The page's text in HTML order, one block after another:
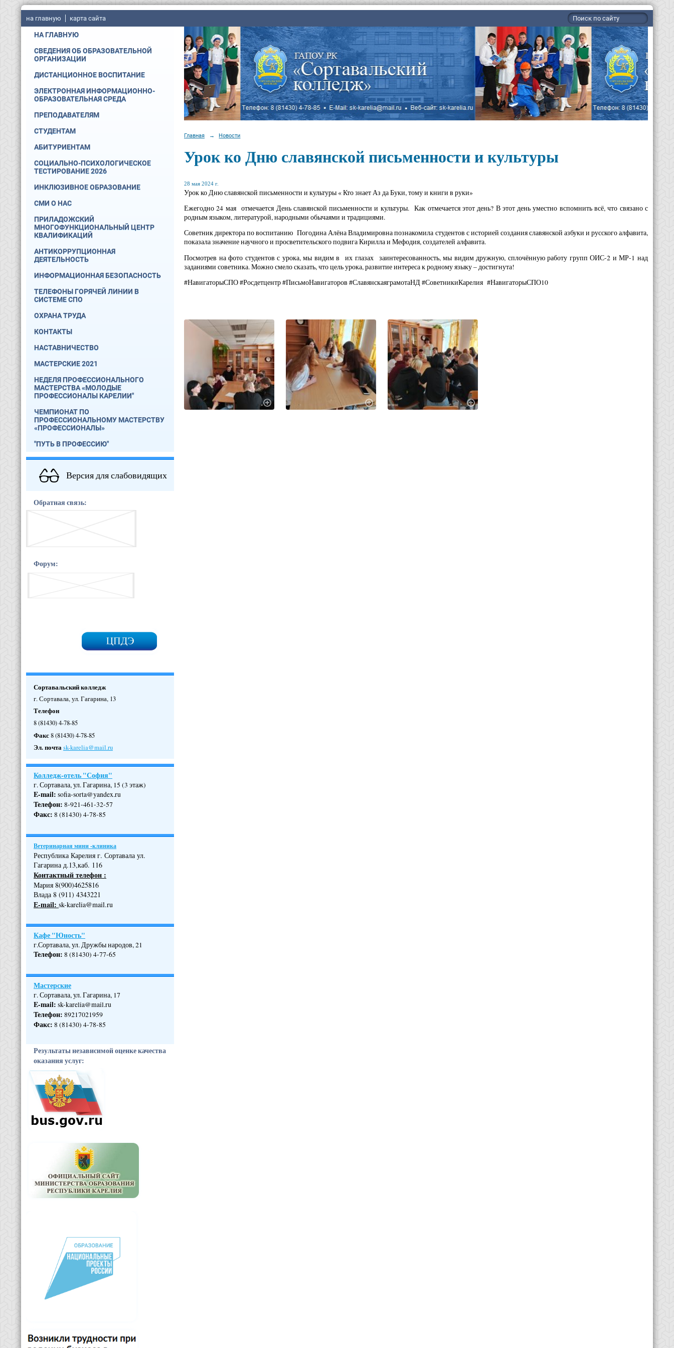
на главную карта сайта
НА ГЛАВНУЮ
СВЕДЕНИЯ ОБ ОБРАЗОВАТЕЛЬНОЙ
ОРГАНИЗАЦИИ
ДИСТАНЦИОННОЕ ВОСПИТАНИЕ
ЭЛЕКТРОННАЯ ИНФОРМАЦИОННО-
ОБРАЗОВАТЕЛЬНАЯ СРЕДА
ПРЕПОДАВАТЕЛЯМ
СТУДЕНТАМ
АБИТУРИЕНТАМ
СОЦИАЛЬНО-ПСИХОЛОГИЧЕСКОЕ
ТЕСТИРОВАНИЕ 2026
ИНКЛЮЗИВНОЕ ОБРАЗОВАНИЕ
СМИ О НАС
ПРИЛАДОЖСКИЙ
МНОГОФУНКЦИОНАЛЬНЫЙ ЦЕНТР
КВАЛИФИКАЦИЙ
АНТИКОРРУПЦИОННАЯ
ДЕЯТЕЛЬНОСТЬ
ИНФОРМАЦИОННАЯ БЕЗОПАСНОСТЬ
ТЕЛЕФОНЫ ГОРЯЧЕЙ ЛИНИИ В
СИСТЕМЕ СПО
ОХРАНА ТРУДА
КОНТАКТЫ
НАСТАВНИЧЕСТВО
МАСТЕРСКИЕ 2021
НЕДЕЛЯ ПРОФЕССИОНАЛЬНОГО
МАСТЕРСТВА «МОЛОДЫЕ
ПРОФЕССИОНАЛЫ КАРЕЛИИ"
ЧЕМПИОНАТ ПО
ПРОФЕССИОНАЛЬНОМУ МАСТЕРСТВУ
«ПРОФЕССИОНАЛЫ»
"ПУТЬ В ПРОФЕССИЮ"
Версия для слабовидящих
Обратная связь:
Форум:
Сортавальский колледж
г. Сортавала, ул. Гагарина, 13
Телефон
8 (81430) 4-78-85
Факс8 (81430) 4-78-85
Эл. почтаsk-karelia@mail.ru
Колледж-отель "София"
г. Сортавала, ул. Гагарина, 15 (3 этаж)
E-mail: sofia-sorta@yandex.ru
Телефон: 8-921-461-32-57
Факс: 8 (81430) 4-78-85
Ветеринарная мини -клиника
Республика Карелия г. Сортавала ул.
Гагарина д.13,каб. 116
Контактный телефон :
Мария 8(900)4625816
Влада 8 (911) 4343221
Е-mail: sk-karelia@mail.ru
Кафе "Юность"
г.Сортавала, ул. Дружбы народов, 21
Телефон: 8 (81430) 4-77-65
Мастерские
г. Сортавала, ул. Гагарина, 17
E-mail: sk-karelia@mail.ru
Телефон: 89217021959
Факс: 8 (81430) 4-78-85
Результаты независимой оценке качества
оказания услуг:
Главная → Новости
Урок ко Дню славянской письменности и культуры
28 мая 2024 г.
Урок ко Дню славянской письменности и культуры « Кто знает Аз да Буки, тому и книги в руки»
Ежегодно 24 мая отмечается День славянской письменности и культуры. Как отмечается этот день? В этот день уместно вспомнить всё, что связано с
родным языком, литературой, народными обычаями и традициями.
Советник директора по воспитанию Погодина Алёна Владимировна познакомила студентов с историей создания славянской азбуки и русского алфавита,
показала значение научного и просветительского подвига Кирилла и Мефодия, создателей алфавита.
Посмотрев на фото студентов с урока, мы видим в их глазах заинтересованность, мы видим дружную, сплочённую работу групп ОИС-2 и МР-1 над
заданиями советника. Можно смело сказать, что цель урока, развитие интереса к родному языку – достигнута!
#НавигаторыСПО #Росдетцентр #ПисьмоНавигаторов #СлавянскаяграмотаНД #СоветникиКарелия #НавигаторыСПО10